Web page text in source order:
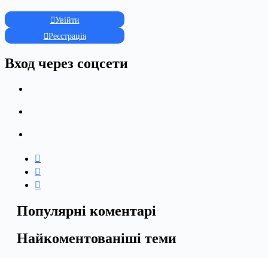
Увійти
Реєстрація
Вход через соцсети
Популярні коментарі
Найкоментованіші теми